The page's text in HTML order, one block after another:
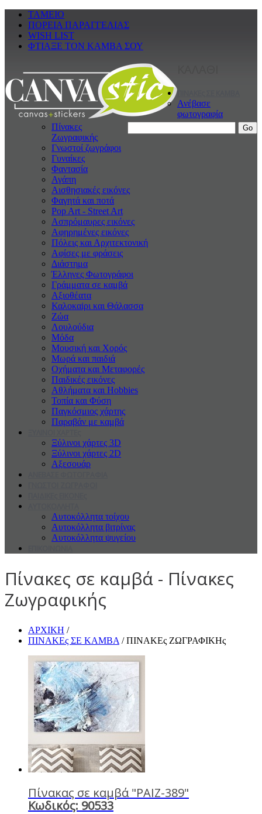
ΤΑΜΕΙΟ
ΠΟΡΕΙΑ ΠΑΡΑΓΓΕΛΙΑΣ
WISH LIST
ΦΤΙΑΞΕ ΤΟΝ ΚΑΜΒΑ ΣΟΥ
Ανέβασε
φωτογραφία
Πίνακες
Ζωγραφικής
Γνωστοί ζωγράφοι
Γυναίκες
Φαντασία
Αγάπη
Αισθησιακές εικόνες
Φαγητά και ποτά
Pop Art - Street Art
Ασπρόμαυρες εικόνες
Αφηρημένες εικόνες
Πόλεις και Αρχιτεκτονική
Αφίσες με φράσεις
Διάστημα
Έλληνες Φωτογράφοι
Γράμματα σε καμβά
Αξιοθέατα
Καλοκαiρι και Θάλασσα
Ζώα
Λουλούδια
Μόδα
Μουσική και Χορός
Μωρά και παιδιά
Οχήματα και Μεταφορές
Παιδικές εικόνες
Αθλήματα και Hobbies
Τοπία και Φύση
Παγκόσμιος χάρτης
Παραβάν με καμβά
Ξύλινοι χάρτες 3D
Ξύλινοι χάρτες 2D
Αξεσουάρ
Αυτοκόλλητα τοίχου
Αυτοκόλλητα βιτρίνας
Αυτοκόλλητα ψυγείου
Πίνακες σε καμβά - Πίνακες
Ζωγραφικής
ΑΡΧΙΚΗ /
ΠΙΝΑΚΕς ΣΕ ΚΑΜΒΑ / ΠΙΝΑΚΕς ΖΩΓΡΑΦΙΚΗς
Πίνακας σε καμβά "PAIZ-389"
Κωδικός: 90533